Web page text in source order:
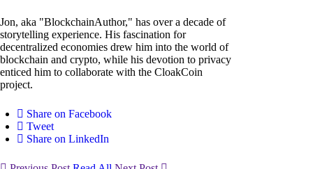
Jon, aka "BlockchainAuthor," has over a decade of
storytelling experience. His fascination for
decentralized economies drew him into the world of
blockchain and crypto, while his devotion to privacy
enticed him to collaborate with the CloakCoin
project.
Share on Facebook
Tweet
Share on LinkedIn